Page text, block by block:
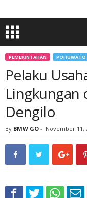
PEMERINTAHAN POHUWATO
Pelaku
Lingkungan
Dengilo
By BMW GO - November 11,